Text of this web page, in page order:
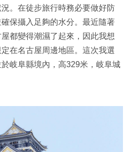
。在徒步旅行時務必要做好防
保攝入足夠的水分。最近隨著
都變得潮濕了起來，因此我想
在名古屋周邊地區。這次我選
岐阜縣境內，高329米，岐阜城